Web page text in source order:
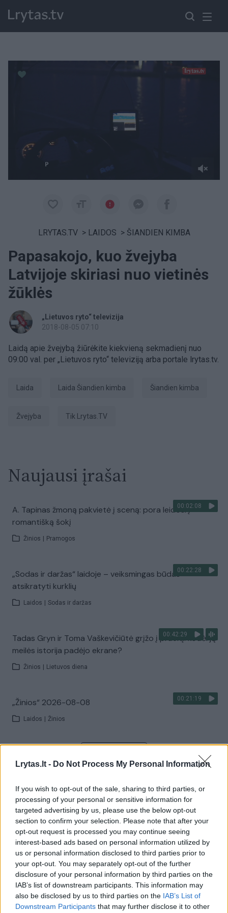
Lrytas.lt - Do Not Process My Personal Information
If you wish to opt-out of the sale, sharing to third parties, or
processing of your personal or sensitive information for
targeted advertising by us, please use the below opt-out
section to confirm your selection. Please note that after your
opt-out request is processed you may continue seeing
interest-based ads based on personal information utilized by
us or personal information disclosed to third parties prior to
your opt-out. You may separately opt-out of the further
disclosure of your personal information by third parties on the
IAB’s list of downstream participants. This information may
also be disclosed by us to third parties on the IAB’s List of
Downstream Participants that may further disclose it to other
LRYTAS.TV > LAIDOS > ŠIANDIEN KIMBA
Papasakojo, kuo žvejyba
Latvijoje skiriasi nuo vietinės
žūklės
„Lietuvos ryto“ televizija
2018-08-05 07:10
Laidą apie žvejybą žiūrėkite kiekvieną sekmadienį nuo
09:00 val. per „Lietuvos ryto“ televiziją arba portale lrytas.tv.
laida laida Šiandien kimba šiandien kimba
Žvejyba tik Lrytas.TV
Naujausi įrašai
00:02:08
A. Tapinas žmoną pakvietė į sceną: pora leidosi į
romantišką šokį
Žinios Pramogos
00:22:28
„Sodas ir daržas“ laidoje – veiksmingas būdas
atsikratyti kurklių
Laidos Sodas ir daržas
00:42:29
Tadas Gryn ir Toma Vaškevičiūtė grįžo į praeitį: kodėl jų
meilės istorija padėjo ekrane?
Žinios Lietuvos diena
00:21:19
„Žinios“ 2026-08-08
Laidos Žinios
Žiūrimiausi įrašai
00:00:30
Vaizdai iš tragiškos avarijos Vilniaus r.: dviejų moterų ir
vaiko gyvybių išgelbėti nepavyko
Žinios | Lietuvos diena
00:00:57
Savaitės vidurys nusimato karštas: temperatūra kils iki